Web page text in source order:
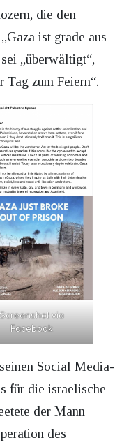
die den
ist grade aus
„überwältigt“,
zum Feiern“.
Screenshot via
Facebook
Social Media-
für die israelische
der Mann
des